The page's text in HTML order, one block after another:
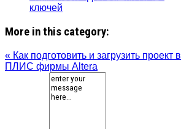
ключей
More in this category:
« Как подготовить и загрузить проект в
ПЛИС фирмы Altera